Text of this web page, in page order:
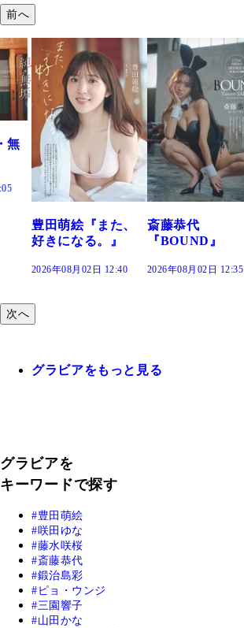
前へ
斎藤恭代
『BOUND』
2026年08月02日 12:35
咲田ゆな
『Sunflower』
2026年08月02日 12:30
次へ
グラビアをもっと見る
グラビアを
キーワードで探す
豊田萌絵
咲田ゆな
藤水咲桜
斎藤恭代
鍛治島彩
ピョ・ウンジ
三園響子
山田かな